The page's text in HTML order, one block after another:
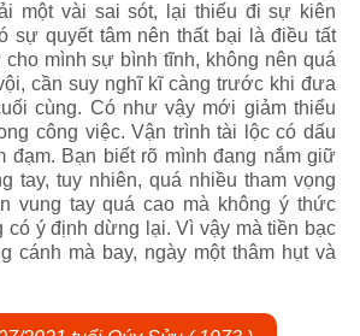
một vài sai sót, lại thiếu đi sự kiên
sự quyết tâm nên thất bại là điều tất
mình sự bình tĩnh, không nên quá
cần suy nghĩ kĩ càng trước khi đưa
cùng. Có như vậy mới giảm thiểu
công việc. Vận trình tài lộc có dấu
đạm. Bạn biết rõ mình đang nắm giữ
tay, tuy nhiên, quá nhiều tham vọng
vung tay quá cao mà không ý thức
có ý định dừng lại. Vì vậy mà tiền bạc
cánh mà bay, ngày một thâm hụt và